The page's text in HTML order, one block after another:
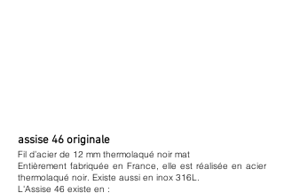
assise 46 originale
Fil d’acier de 12 mm thermolaqué noir mat
Entièrement fabriquée en France, elle est réalisée en acier
thermolaqué noir. Existe aussi en inox 316L.
L'Assise 46 existe en :